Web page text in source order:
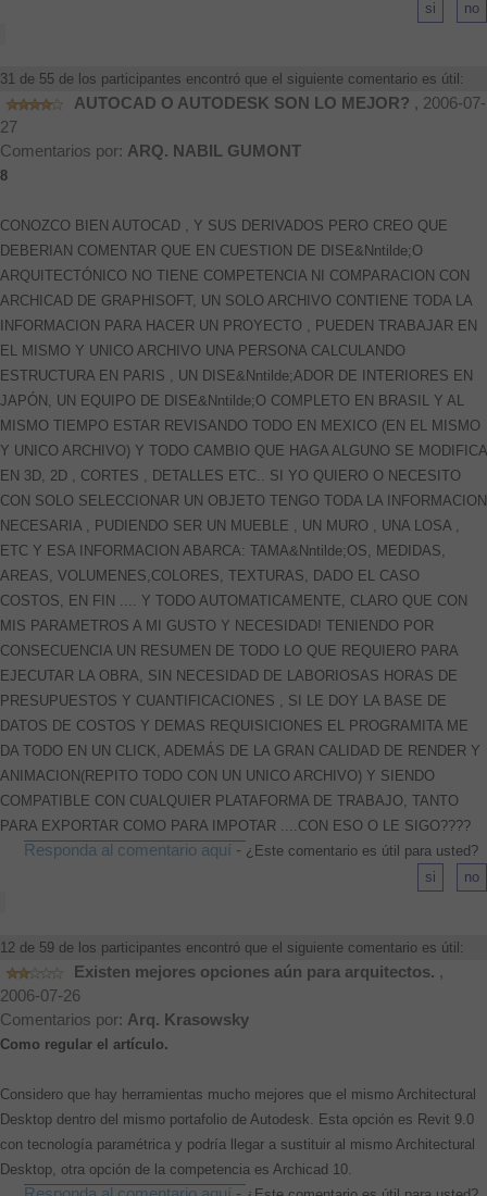
31 de 55 de los participantes encontró que el siguiente comentario es útil:
AUTOCAD O AUTODESK SON LO MEJOR? , 2006-07-
27
Comentarios por: ARQ. NABIL GUMONT
8
CONOZCO BIEN AUTOCAD , Y SUS DERIVADOS PERO CREO QUE
DEBERIAN COMENTAR QUE EN CUESTION DE DISE&Nntilde;O
ARQUITECTÓNICO NO TIENE COMPETENCIA NI COMPARACION CON
ARCHICAD DE GRAPHISOFT, UN SOLO ARCHIVO CONTIENE TODA LA
INFORMACION PARA HACER UN PROYECTO , PUEDEN TRABAJAR EN
EL MISMO Y UNICO ARCHIVO UNA PERSONA CALCULANDO
ESTRUCTURA EN PARIS , UN DISE&Nntilde;ADOR DE INTERIORES EN
JAPÓN, UN EQUIPO DE DISE&Nntilde;O COMPLETO EN BRASIL Y AL
MISMO TIEMPO ESTAR REVISANDO TODO EN MEXICO (EN EL MISMO
Y UNICO ARCHIVO) Y TODO CAMBIO QUE HAGA ALGUNO SE MODIFICA
EN 3D, 2D , CORTES , DETALLES ETC.. SI YO QUIERO O NECESITO
CON SOLO SELECCIONAR UN OBJETO TENGO TODA LA INFORMACION
NECESARIA , PUDIENDO SER UN MUEBLE , UN MURO , UNA LOSA ,
ETC Y ESA INFORMACION ABARCA: TAMA&Nntilde;OS, MEDIDAS,
AREAS, VOLUMENES,COLORES, TEXTURAS, DADO EL CASO
COSTOS, EN FIN .... Y TODO AUTOMATICAMENTE, CLARO QUE CON
MIS PARAMETROS A MI GUSTO Y NECESIDAD! TENIENDO POR
CONSECUENCIA UN RESUMEN DE TODO LO QUE REQUIERO PARA
EJECUTAR LA OBRA, SIN NECESIDAD DE LABORIOSAS HORAS DE
PRESUPUESTOS Y CUANTIFICACIONES , SI LE DOY LA BASE DE
DATOS DE COSTOS Y DEMAS REQUISICIONES EL PROGRAMITA ME
DA TODO EN UN CLICK, ADEMÁS DE LA GRAN CALIDAD DE RENDER Y
ANIMACION(REPITO TODO CON UN UNICO ARCHIVO) Y SIENDO
COMPATIBLE CON CUALQUIER PLATAFORMA DE TRABAJO, TANTO
PARA EXPORTAR COMO PARA IMPOTAR ....CON ESO O LE SIGO????
Responda al comentario aquí - ¿Este comentario es útil para usted?
12 de 59 de los participantes encontró que el siguiente comentario es útil:
Existen mejores opciones aún para arquitectos. ,
2006-07-26
Comentarios por: Arq. Krasowsky
Como regular el artículo.
Considero que hay herramientas mucho mejores que el mismo Architectural
Desktop dentro del mismo portafolio de Autodesk. Esta opción es Revit 9.0
con tecnología paramétrica y podría llegar a sustituir al mismo Architectural
Desktop, otra opción de la competencia es Archicad 10.